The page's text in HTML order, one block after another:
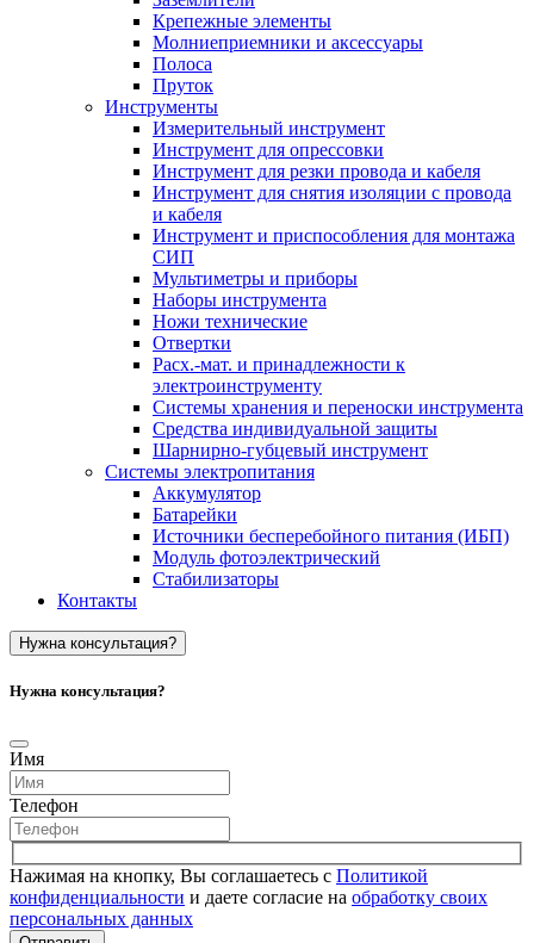
Крепежные элементы
Молниеприемники и аксессуары
Полоса
Пруток
Инструменты
Измерительный инструмент
Инструмент для опрессовки
Инструмент для резки провода и кабеля
Инструмент для снятия изоляции с провода
и кабеля
Инструмент и приспособления для монтажа
СИП
Мультиметры и приборы
Наборы инструмента
Ножи технические
Отвертки
Расх.-мат. и принадлежности к
электроинструменту
Системы хранения и переноски инструмента
Средства индивидуальной защиты
Шарнирно-губцевый инструмент
Системы электропитания
Аккумулятор
Батарейки
Источники бесперебойного питания (ИБП)
Модуль фотоэлектрический
Стабилизаторы
Контакты
Нужна консультация?
Нужна консультация?
Имя
Телефон
Нажимая на кнопку, Вы соглашаетесь с Политикой
конфиденциальности и даете согласие на обработку своих
персональных данных